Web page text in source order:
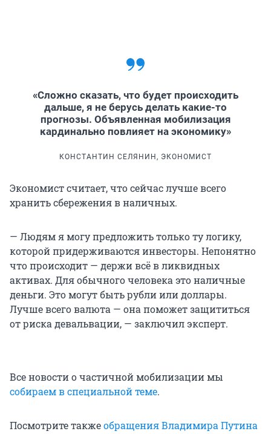
«Сложно сказать, что будет происходить
дальше, я не берусь делать какие-то
прогнозы. Объявленная мобилизация
кардинально повлияет на экономику»
КОНСТАНТИН СЕЛЯНИН, ЭКОНОМИСТ
Экономист считает, что сейчас лучше всего
хранить сбережения в наличных.
— Людям я могу предложить только ту логику,
которой придерживаются инвесторы. Непонятно
что происходит — держи всё в ликвидных
активах. Для обычного человека это наличные
деньги. Это могут быть рубли или доллары.
Лучше всего валюта — она поможет защититься
от риска девальвации, — заключил эксперт.
Все новости о частичной мобилизации мы
собираем в специальной теме.
Посмотрите такжеобращения Владимира Путина